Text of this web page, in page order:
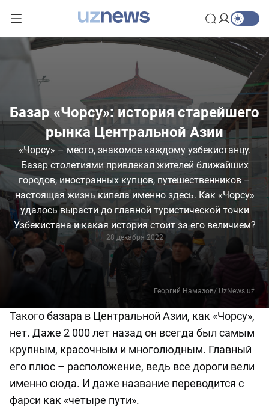
Базар «Чорсу»: история старейшего
рынка Центральной Азии
«Чорсу» – место, знакомое каждому узбекистанцу.
Базар столетиями привлекал жителей ближайших
городов, иностранных купцов, путешественников –
настоящая жизнь кипела именно здесь. Как «Чорсу»
удалось вырасти до главной туристической точки
Узбекистана и какая история стоит за его величием?
28 декабря 2022
Георгий Намазов/ UzNews.uz
Такого базара в Центральной Азии, как «Чорсу»,
нет. Даже 2 000 лет назад он всегда был самым
крупным, красочным и многолюдным. Главный
его плюс – расположение, ведь все дороги вели
именно сюда. И даже название переводится с
фарси как «четыре пути».